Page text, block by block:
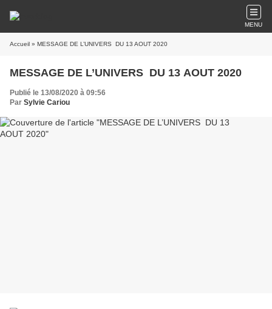
MENU
Accueil » MESSAGE DE L’UNIVERS DU 13 AOUT 2020
MESSAGE DE L’UNIVERS DU 13 AOUT 2020
Publié le 13/08/2020 à 09:56
Par Sylvie Cariou